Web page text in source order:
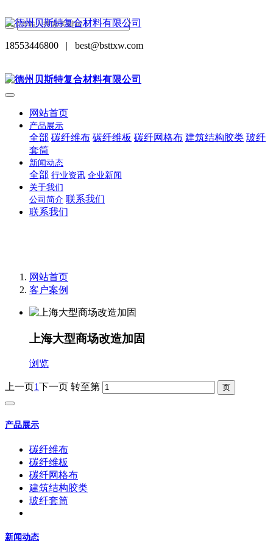
18553446800 | best@bsttxw.com
网站首页
产品展示
全部 碳纤维布 碳纤维板 碳纤网格布 建筑结构胶类 玻纤
套筒
新闻动态
全部 行业资讯 企业新闻
关于我们
公司简介 联系我们
联系我们
网站首页
客户案例
上海大型商场改造加固
浏览
上一页1下一页 转至第
产品展示
碳纤维布
碳纤维板
碳纤网格布
建筑结构胶类
玻纤套筒
新闻动态